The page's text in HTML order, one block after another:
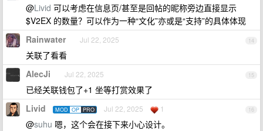
@Livid 可以考虑在信息页/甚至是回帖的昵称旁边直接显示
$V2EX 的数量？可以作为一种“文化”亦或是“支持”的具体体现
14
Rainwater Jul 22, 2025
关联了看看
15
AlecJi Jul 22, 2025
已经关联钱包了+1 坐等打赏效果了
16
Livid MOD OP PRO Jul 22, 2025 1
@suhu 嗯，这个会在接下来小心设计。